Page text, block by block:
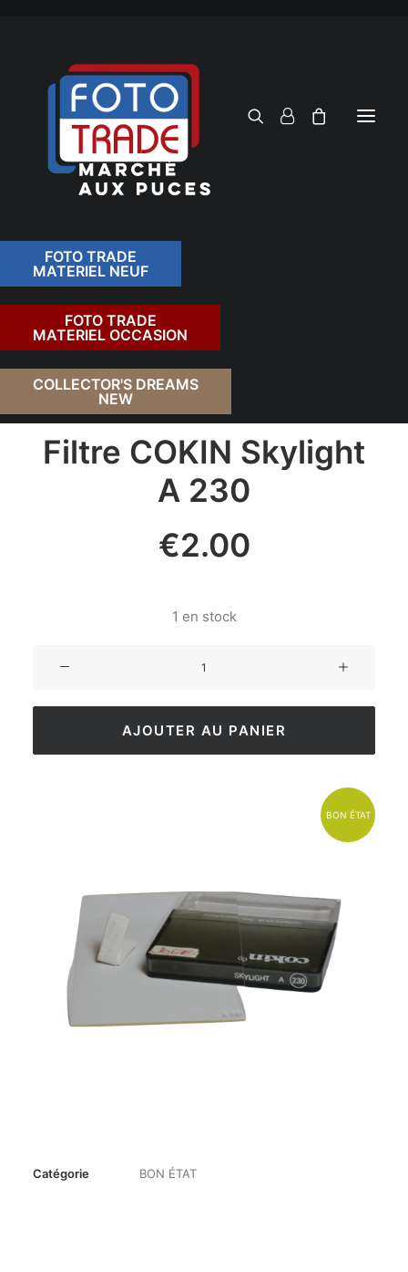
FOTO TRADE
MATERIEL NEUF
FOTO TRADE
MATERIEL OCCASION
COLLECTOR'S DREAMS
NEW
RETOUR
Filtre COKIN Skylight
A 230
€2.00
1 en stock
AJOUTER AU PANIER
BON ÉTAT
Catégorie BON ÉTAT